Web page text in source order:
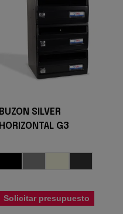
BUZON SILVER
HORIZONTAL G3
Solicitar presupuesto